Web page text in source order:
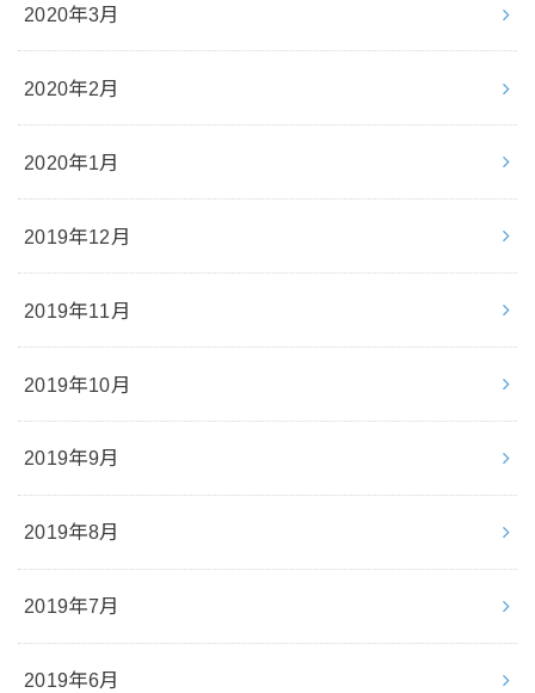
2020年3月
2020年2月
2020年1月
2019年12月
2019年11月
2019年10月
2019年9月
2019年8月
2019年7月
2019年6月